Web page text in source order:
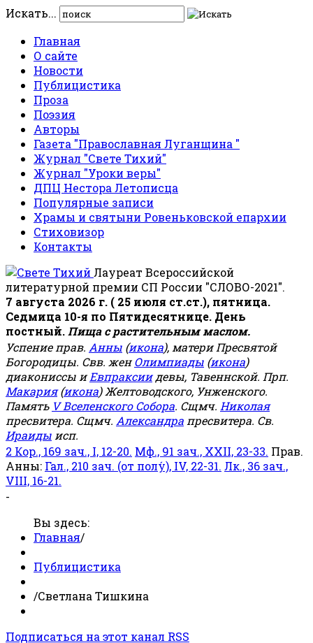
Искать...
Главная
О сайте
Новости
Публицистика
Проза
Поэзия
Авторы
Газета "Православная Луганщина "
Журнал "Свете Тихий"
Журнал "Уроки веры"
ДПЦ Нестора Летописца
Популярные записи
Храмы и святыни Ровеньковской епархии
Стиховизор
Контакты
Лауреат Всероссийской
литературной премии СП России "СЛОВО-2021".
7 августа 2026 г. ( 25 июля ст.ст.), пятница.
Седмица 10-я по Пятидесятнице. День
постный. Пища с растительным маслом.
Успение прав. Анны (икона), матери Пресвятой
Богородицы. Свв. женОлимпиады (икона)
диакониссы иЕвпраксиидевы, Тавеннской. Прп.
Макария(икона) Желтоводского, Унженского.
Память V Вселенского Собора. Сщмч. Николая
пресвитера. Сщмч. Александра пресвитера. Св.
Ираиды исп.
2 Кор., 169 зач., I, 12-20. Мф., 91 зач., XXII, 23-33. Прав.
Анны: Гал., 210 зач. (от полу́), IV, 22-31. Лк., 36 зач.,
VIII, 16-21.
-
Вы здесь:
Главная/
Публицистика
/Светлана Тишкина
Подписаться на этот канал RSS